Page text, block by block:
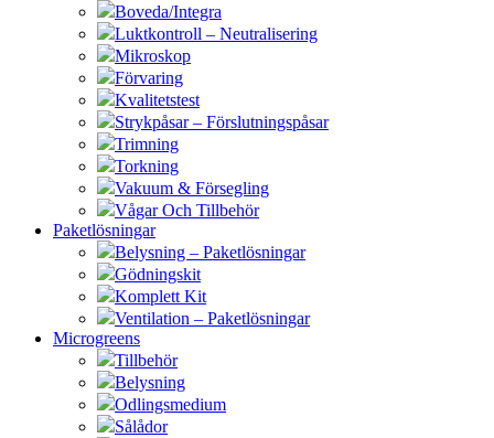
Boveda/Integra
Luktkontroll – Neutralisering
Mikroskop
Förvaring
Kvalitetstest
Strykpåsar – Förslutningspåsar
Trimning
Torkning
Vakuum & Försegling
Vågar Och Tillbehör
Paketlösningar
Belysning – Paketlösningar
Gödningskit
Komplett Kit
Ventilation – Paketlösningar
Microgreens
Tillbehör
Belysning
Odlingsmedium
Sålådor